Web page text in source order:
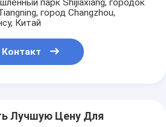
город Changzhou,
Китай
Контакт
Лучшую Цену Для